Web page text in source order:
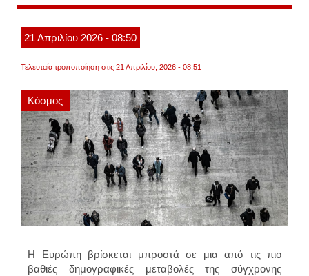
21 Απριλίου 2026 - 08:50
Τελευταία τροποποίηση στις 21 Απριλίου, 2026 - 08:51
Κόσμος
Η Ευρώπη βρίσκεται μπροστά σε μια από τις πιο
βαθιές δημογραφικές μεταβολές της σύγχρονης